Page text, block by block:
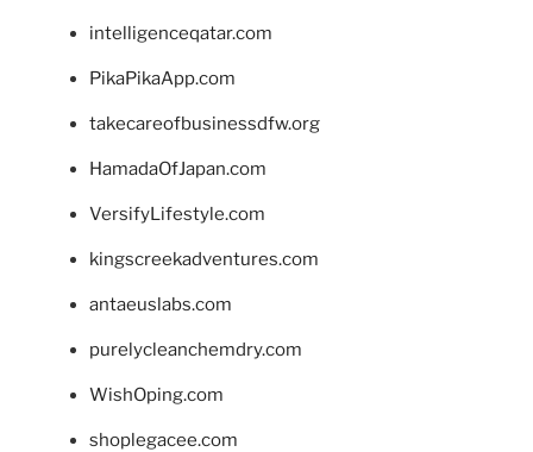
intelligenceqatar.com
PikaPikaApp.com
takecareofbusinessdfw.org
HamadaOfJapan.com
VersifyLifestyle.com
kingscreekadventures.com
antaeuslabs.com
purelycleanchemdry.com
WishOping.com
shoplegacee.com